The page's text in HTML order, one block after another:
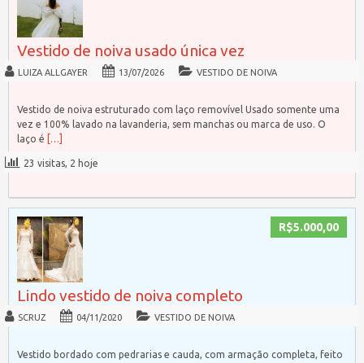
Vestido de noiva usado única vez
LUIZA ALLGAYER 13/07/2026 VESTIDO DE NOIVA
Vestido de noiva estruturado com laço removível Usado somente uma
vez e 100% lavado na lavanderia, sem manchas ou marca de uso. O
laço é
[…]
23 visitas, 2 hoje
R$5.000,00
Lindo vestido de noiva completo
SCRUZ 04/11/2020 VESTIDO DE NOIVA
Vestido bordado com pedrarias e cauda, com armação completa, feito